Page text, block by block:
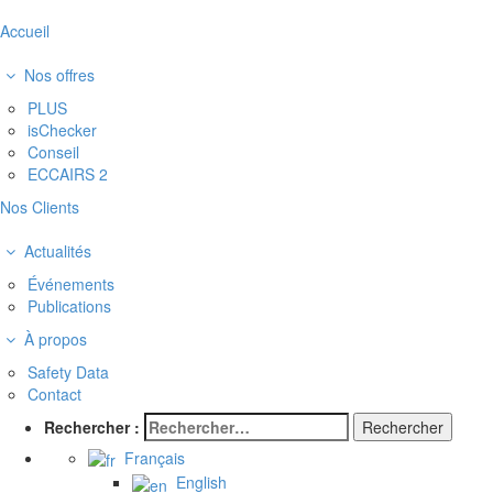
Accueil
Nos offres
PLUS
isChecker
Conseil
ECCAIRS 2
Nos Clients
Actualités
Événements
Publications
À propos
Safety Data
Contact
Rechercher :
Français
English